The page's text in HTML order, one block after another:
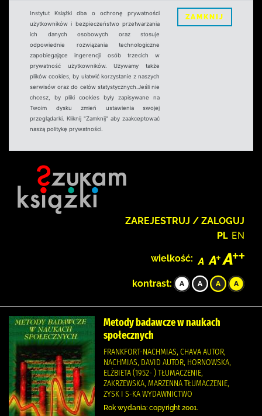
Instytut Książki dba o ochronę prywatności
użytkowników i bezpieczeństwo przetwarzania
ich danych osobowych oraz stosuje
odpowiednie rozwiązania technologiczne
zapobiegające ingerencji osób trzecich w
prywatność użytkowników. Używamy także
plików cookies, by ułatwić korzystanie z naszych
serwisów oraz do celów statystycznych.Jeśli nie
chcesz, by pliki cookies były zapisywane na
Twoim dysku zmień ustawienia swojej
przeglądarki. Kliknij "Zamknij" aby zaakceptować
naszą politykę prywatności.
ZAMKNIJ
ZAREJESTRUJ / ZALOGUJ
PL EN
wielkość:
kontrast:
Metody badawcze w naukach
społecznych
FRANKFORT-NACHMIAS, CHAVA AUTOR,
NACHMIAS, DAVID AUTOR, HORNOWSKA,
ELŻBIETA (1952- ) TŁUMACZENIE,
ZAKRZEWSKA, MARZENNA TŁUMACZENIE,
ZYSK I S-KA WYDAWNICTWO
Rok wydania: copyright 2001.